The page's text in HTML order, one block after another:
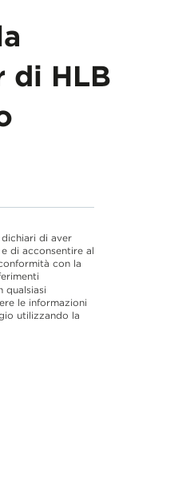
di HLB
di aver
di acconsentire al
con la
qualsiasi
le informazioni
utilizzando la